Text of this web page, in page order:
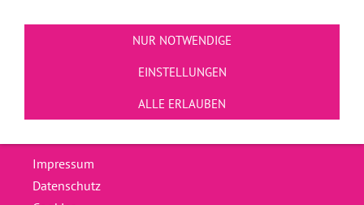
Impressum
Datenschutz
NUR NOTWENDIGE
EINSTELLUNGEN
ALLE ERLAUBEN